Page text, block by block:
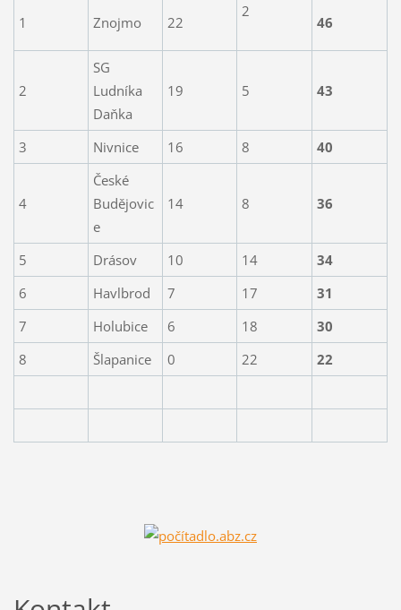
1 Znojmo 22
2
46
2
SG
Ludníka
Daňka
19 5 43
3 Nivnice 16 8 40
4
České
Budějovic
e
14 8 36
5 Drásov 10 14
34
6
Havlbrod 7 17
31
7
Holubice 6 18
30
8
Šlapanice 0 22 22